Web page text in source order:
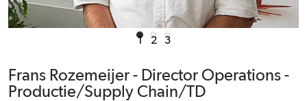
1 2 3
Frans Rozemeijer - Director Operations -
Productie/Supply Chain/TD